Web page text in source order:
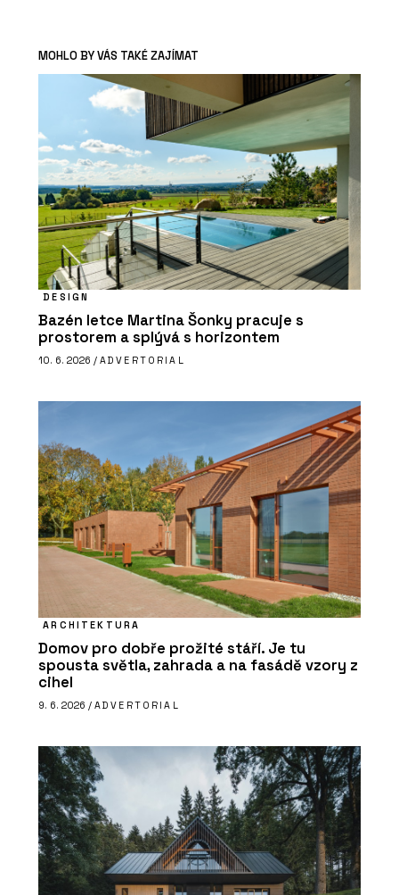
MOHLO BY VÁS TAKÉ ZAJÍMAT
DESIGN
Bazén letce Martina Šonky pracuje s
prostorem a splývá s horizontem
10. 6. 2026 / ADVERTORIAL
ARCHITEKTURA
Domov pro dobře prožité stáří. Je tu
spousta světla, zahrada a na fasádě vzory z
cihel
9. 6. 2026 / ADVERTORIAL